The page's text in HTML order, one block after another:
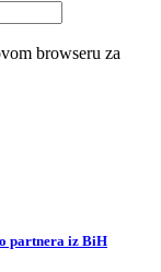
browseru za
partnera iz BiH